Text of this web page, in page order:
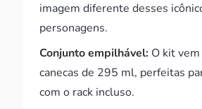
imagem diferente desses
personagens.
Conjunto empilhável: O kit
canecas de 295 ml, perfeitas
com o rack incluso.